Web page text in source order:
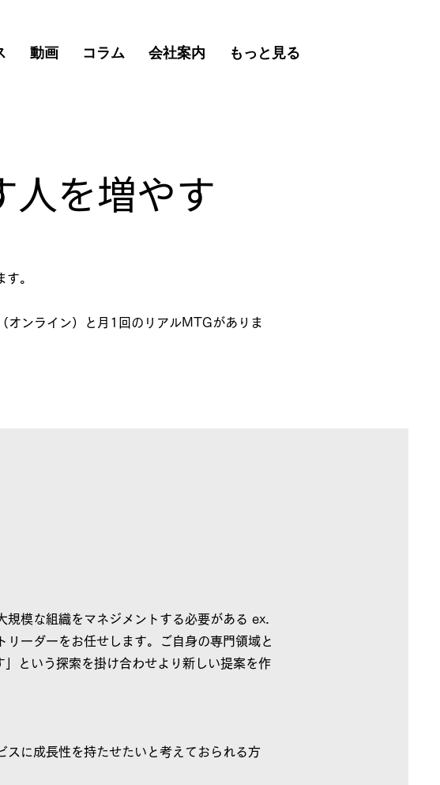
動画 コラム 会社案内 もっと見る
人を増やす
。
ンライン）と月1回のリアルMTGがありま
模な組織をマネジメントする必要がある ex.
ーダーをお任せします。ご自身の専門領域と
という探索を掛け合わせより新しい提案を作
スに成長性を持たせたいと考えておられる方